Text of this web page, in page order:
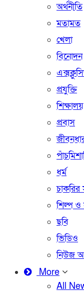
অর্থনীতি
মতামত
খেলা
বিনোদন
প্রযুক্তি
শিক্ষালয়
প্রবাস
ধর্ম
চাকরির
শিল্প ও
ছবি
ভিডিও
নিউজ
More
All